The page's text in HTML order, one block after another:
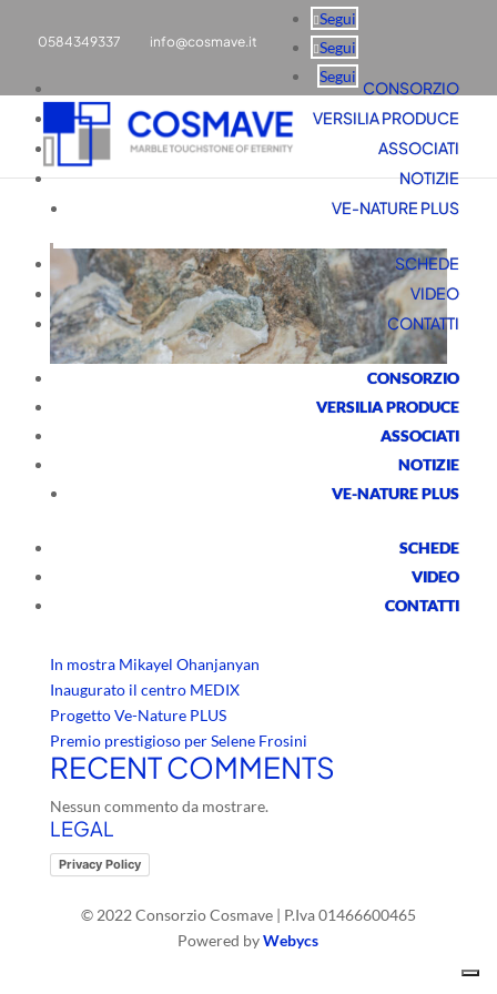
0584349337 info@cosmave.it
Segui
Segui
Segui
CONSORZIO
VERSILIA PRODUCE
ASSOCIATI
NOTIZIE
VE-NATURE PLUS
SCHEDE
VIDEO
CONTATTI
CONSORZIO
VERSILIA PRODUCE
ASSOCIATI
NOTIZIE
VE-NATURE PLUS
SCHEDE
VIDEO
CONTATTI
APUANA MARMI VAGLI
La compagine consortile si arricchisce di una nuova
In mostra Mikayel Ohanjanyan
Inaugurato il centro MEDIX
Progetto Ve-Nature PLUS
Premio prestigioso per Selene Frosini
RECENT COMMENTS
Nessun commento da mostrare.
LEGAL
Privacy Policy
© 2022 Consorzio Cosmave | P.Iva 01466600465
Powered byWebycs